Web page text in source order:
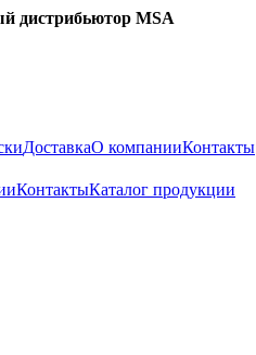
дистрибьютор MSA
ДоставкаО компанииКонтакты
КонтактыКаталог продукции